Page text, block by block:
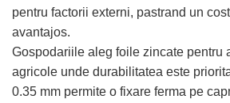
pentru factorii externi, pastrand un
avantajos.
Gospodariile aleg foile zincate pentru
agricole unde durabilitatea este
0.35 mm permite o fixare ferma pe